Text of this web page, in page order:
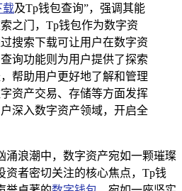
载及Tp钱包查询”，强调其能
之门，Tp钱包作为数字资
搜索下载可让用户在数字资
询功能则为用户提供了探索
帮助用户更好地了解和管理
资产交易、存储等方面发挥
深入数字资产领域，开启全
涌浪潮中，数字资产宛如一颗璀璨
资者密切关注的核心焦点，Tp钱